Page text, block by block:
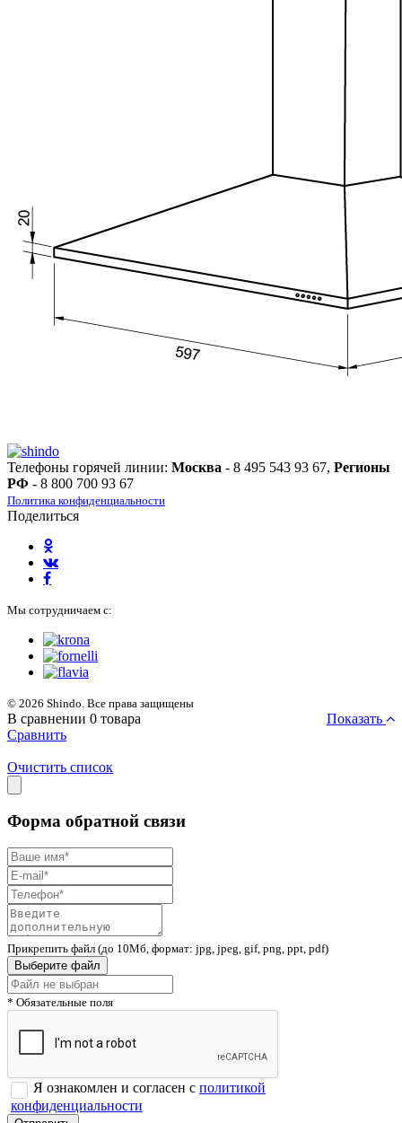
Телефоны горячей линии: Москва - 8 495 543 93 67, Регионы
РФ - 8 800 700 93 67
Политика конфиденциальности
Поделиться
Мы сотрудничаем с:
© 2026 Shindo. Все права защищены
В сравнении 0 товара
Показать
Сравнить
Очистить список
Форма обратной связи
Прикрепить файл (до 10Мб, формат: jpg, jpeg, gif, png, ppt, pdf)
Выберите файл
* Обязательные поля
Я ознакомлен и согласен с политикой
конфиденциальности